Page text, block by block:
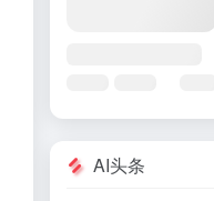
AI头条